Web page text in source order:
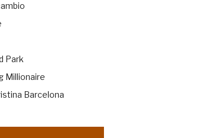
Park
Millionaire
Barcelona